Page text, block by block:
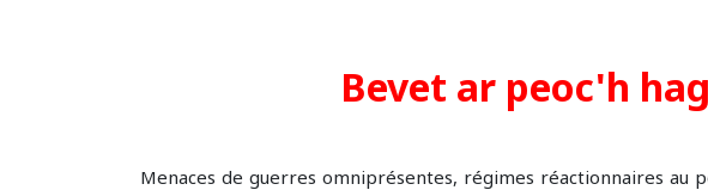
Bevet ar peoc'h
Menaces de guerres omniprésentes, régimes réactionnaires au